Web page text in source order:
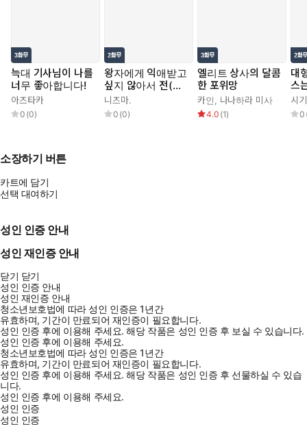
늑대 기사님이 나를
너무 좋아합니다!
아즈타카
0 (0)
왕자에게 익애받고
싶지 않아서 전(前)
프린세스지만 남장
집사가 되겠습니다!
초야편
니즈마.
0 (0)
엘리트 상사의 달콤
한 포위망
카인, 나나하라 미사
4.0 (1)
대
스
시
0
소장하기 버튼
카트에 담기
선택 대여하기
성인 인증 안내
성인 재인증 안내
닫기 닫기
성인 인증 안내
성인 재인증 안내
청소년보호법에 따라 성인 인증은 1년간
유효하며, 기간이 만료되어 재인증이 필요합니다.
성인 인증 후에 이용해 주세요.해당 작품은 성인 인증 후 보실 수 있습니다.
성인 인증 후에 이용해 주세요.
청소년보호법에 따라 성인 인증은 1년간
유효하며, 기간이 만료되어 재인증이 필요합니다.
성인 인증 후에 이용해 주세요.해당 작품은 성인 인증 후 선물하실 수 있습
니다.
성인 인증 후에 이용해 주세요.
성인 인증
성인 인증